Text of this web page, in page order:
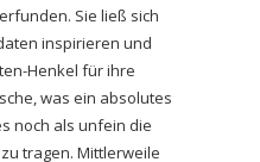
Sie ließ sich
inspirieren und
Henkel für ihre
was ein absolutes
noch als unfein die
tragen. Mittlerweile